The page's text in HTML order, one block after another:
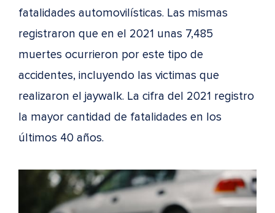
fatalidades automovilísticas. Las mismas
registraron que en el 2021 unas 7,485
muertes ocurrieron por este tipo de
accidentes, incluyendo las victimas que
realizaron el jaywalk. La cifra del 2021 registro
la mayor cantidad de fatalidades en los
últimos 40 años.